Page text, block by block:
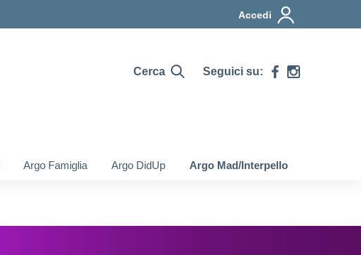
Accedi
Cerca Seguici su:
Argo Famiglia Argo DidUp Argo Mad/Interpello